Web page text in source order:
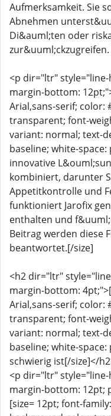
Aufmerksamkeit. Sie
Abnehmen
Di&auml;ten oder
zur&uuml;ckzugreifen.
<p dir="ltr"
margin-bottom:
Arial,sans-serif; color:
transparent; font-
variant: normal; text-
baseline; white-
innovative
kombiniert, darunter
Appetitkontrolle und
funktioniert Jarofix
enthalten und
Beitrag werden diese
beantwortet.[/size]
<h2 dir="ltr"
margin-bottom:
Arial,sans-serif; color:
transparent; font-
variant: normal; text-
baseline; white-
schwierig ist[/size]</
<p dir="ltr"
margin-bottom: 12pt;
[size= 12pt; font-